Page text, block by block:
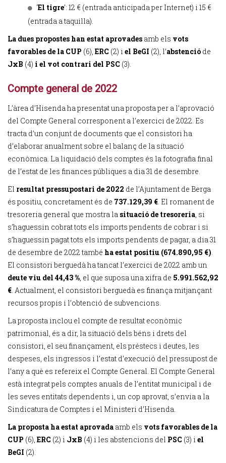
‘El tigre’: 12 € (entrada anticipada per Internet) i 15 €
(entrada a taquilla).
La dues propostes han estat aprovades amb els vots
favorables de la CUP (6), ERC (2) i el BeGI (2), l’abstenció de
JxB (4) i el vot contrari del PSC (3).
Compte general de 2022
L’àrea d’Hisenda ha presentat una proposta per a l’aprovació
del Compte General corresponent a l’exercici de 2022. Es
tracta d’un conjunt de documents que el consistori ha
d’elaborar anualment sobre el balanç de la situació
econòmica. La liquidació dels comptes és la fotografia final
de l’estat de les finances públiques a dia 31 de desembre.
El resultat pressupostari de 2022 de l’Ajuntament de Berga
és positiu, concretament és de 737.129,39 €. El romanent de
tresoreria general que mostra la situació de tresoreria, si
s’haguessin cobrat tots els imports pendents de cobrar i si
s’haguessin pagat tots els imports pendents de pagar, a dia 31
de desembre de 2022 també ha estat positiu (674.890,95 €).
El consistori berguedà ha tancat l’exercici de 2022 amb un
deute viu del 44,43 %, el que suposa una xifra de 5.991.562,92
€. Actualment, el consistori berguedà es finança mitjançant
recursos propis i l’obtenció de subvencions.
La proposta inclou el compte de resultat econòmic
patrimonial, és a dir, la situació dels béns i drets del
consistori, el seu finançament, els préstecs i deutes, les
despeses, els ingressos i l’estat d’execució del pressupost de
l’any a què es refereix el Compte General. El Compte General
està integrat pels comptes anuals de l’entitat municipal i de
les seves entitats dependents i, un cop aprovat, s’envia a la
Sindicatura de Comptes i el Ministeri d’Hisenda.
La proposta ha estat aprovada amb els vots favorables de la
CUP (6), ERC (2) i JxB (4) i les abstencions del PSC (3) i el
BeGI (2).